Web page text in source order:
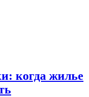
когда жилье